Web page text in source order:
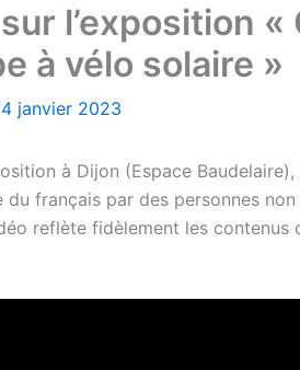
l’exposition
à vélo solaire »
janvier 2023
à Dijon (Espace
du français par des personnes
reflète fidèlement les contenus